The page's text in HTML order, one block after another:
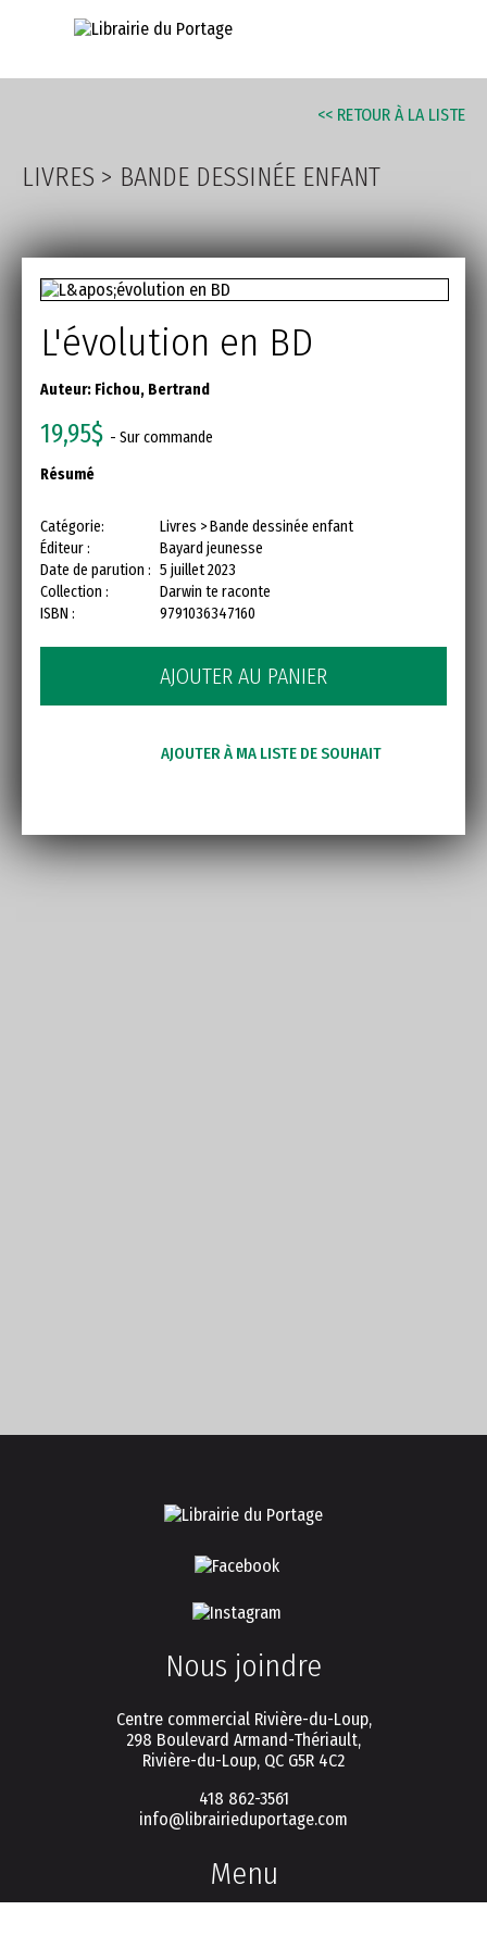
<< RETOUR À LA LISTE
LIVRES > BANDE DESSINÉE ENFANT
L'évolution en BD
Auteur: Fichou, Bertrand
19,95$ - Sur commande
Résumé
Catégorie:
Livres > Bande dessinée enfant
Éditeur :
Bayard jeunesse
Date de parution : 5 juillet 2023
Collection :
Darwin te raconte
ISBN :
9791036347160
AJOUTER AU PANIER
AJOUTER À MA LISTE DE SOUHAIT
Nous joindre
Centre commercial Rivière-du-Loup,
298 Boulevard Armand-Thériault,
Rivière-du-Loup, QC G5R 4C2
418 862-3561
info@librairieduportage.com
Menu